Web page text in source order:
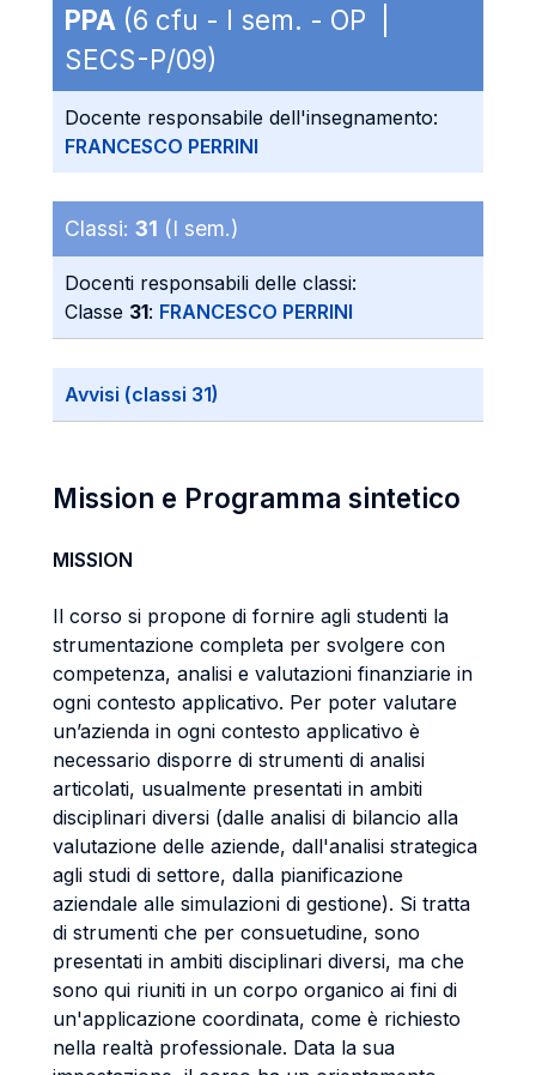
PPA (6 cfu - I sem. - OP |
SECS-P/09)
Docente responsabile dell'insegnamento:
FRANCESCO PERRINI
Classi: 31 (I sem.)
Docenti responsabili delle classi:
Classe 31: FRANCESCO PERRINI
Avvisi (classi 31)
Mission e Programma sintetico
MISSION
Il corso si propone di fornire agli studenti la
strumentazione completa per svolgere con
competenza, analisi e valutazioni finanziarie in
ogni contesto applicativo. Per poter valutare
un’azienda in ogni contesto applicativo è
necessario disporre di strumenti di analisi
articolati, usualmente presentati in ambiti
disciplinari diversi (dalle analisi di bilancio alla
valutazione delle aziende, dall'analisi strategica
agli studi di settore, dalla pianificazione
aziendale alle simulazioni di gestione). Si tratta
di strumenti che per consuetudine, sono
presentati in ambiti disciplinari diversi, ma che
sono qui riuniti in un corpo organico ai fini di
un'applicazione coordinata, come è richiesto
nella realtà professionale. Data la sua